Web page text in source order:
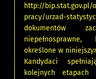
http://bip.stat.gov.pl/
pracy/urzad-
dokumentów
określone w
Kandydaci
kolejnych etapach